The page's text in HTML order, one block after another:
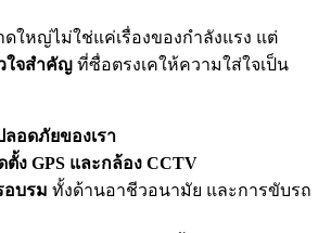
ใหญ่ไม่ใช่แค่เรื่องของกำลังแรง แต่
ใจสำคัญ ที่ซื่อตรงเคให้ความใส่ใจเป็น
อดภัยของเรา
ตั้ง GPS และกล้อง CCTV
อบรม ทั้งด้านอาชีวอนามัย และการขับรถ